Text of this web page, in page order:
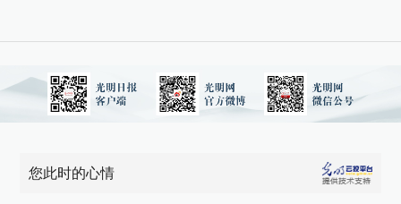
您此时的心情